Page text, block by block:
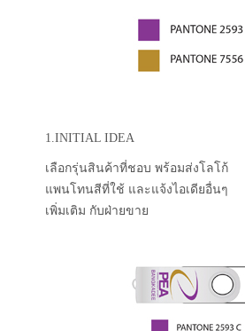
1.INITIAL IDEA
เลือกรุ่นสินค้าที่ชอบ พร้อมส่งโลโก้
แพนโทนสีที่ใช้ และแจ้งไอเดียอื่นๆ
เพิ่มเติม กับฝ่ายขาย